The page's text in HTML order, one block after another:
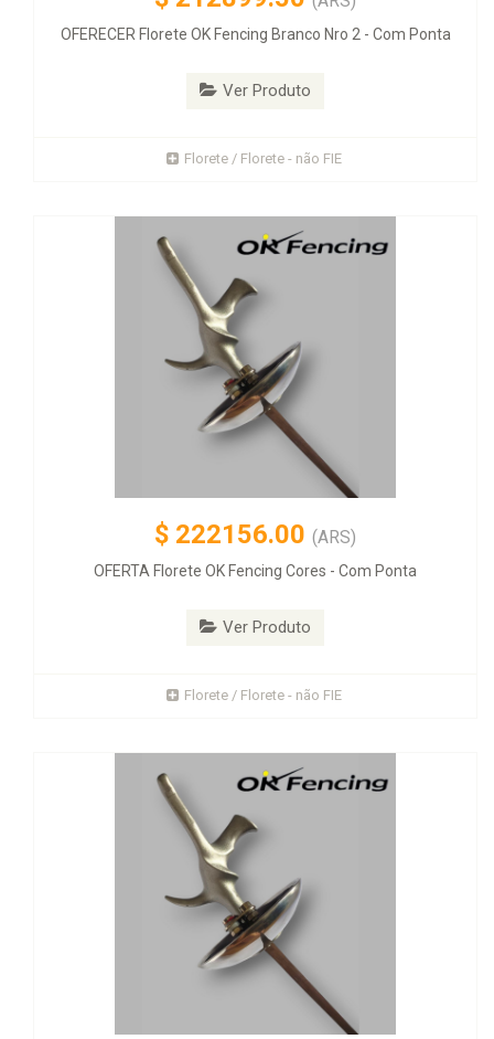
OFERECER Florete OK Fencing Branco Nro 2 - Com Ponta
Ver Produto
Florete / Florete - não FIE
$ 222156.00 (ARS)
OFERTA Florete OK Fencing Cores - Com Ponta
Ver Produto
Florete / Florete - não FIE